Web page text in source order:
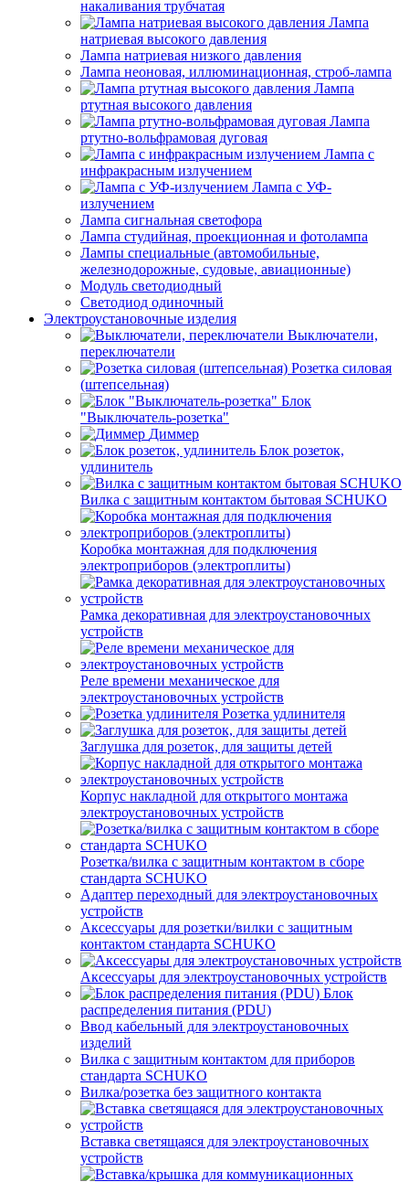
накаливания трубчатая
Лампа
натриевая высокого давления
Лампа натриевая низкого давления
Лампа неоновая, иллюминационная, строб-лампа
Лампа
ртутная высокого давления
Лампа
ртутно-вольфрамовая дуговая
Лампа с
инфракрасным излучением
Лампа с УФ-
излучением
Лампа сигнальная светофора
Лампа студийная, проекционная и фотолампа
Лампы специальные (автомобильные,
железнодорожные, судовые, авиационные)
Модуль светодиодный
Светодиод одиночный
Электроустановочные изделия
Выключатели,
переключатели
Розетка силовая
(штепсельная)
Блок
"Выключатель-розетка"
Диммер
Блок розеток,
удлинитель
Вилка с защитным контактом бытовая SCHUKO
Коробка монтажная для подключения
электроприборов (электроплиты)
Рамка декоративная для электроустановочных
устройств
Реле времени механическое для
электроустановочных устройств
Розетка удлинителя
Заглушка для розеток, для защиты детей
Корпус накладной для открытого монтажа
электроустановочных устройств
Розетка/вилка с защитным контактом в сборе
стандарта SCHUKO
Адаптер переходный для электроустановочных
устройств
Аксессуары для розетки/вилки с защитным
контактом стандарта SCHUKO
Аксессуары для электроустановочных устройств
Блок
распределения питания (PDU)
Ввод кабельный для электроустановочных
изделий
Вилка с защитным контактом для приборов
стандарта SCHUKO
Вилка/розетка без защитного контакта
Вставка светящаяся для электроустановочных
устройств